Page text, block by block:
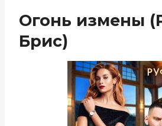
Огонь измены
Брис)